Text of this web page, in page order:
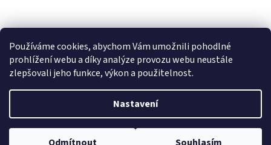
Používáme cookies, abychom Vám umožnili pohodlné
prohlížení webu a díky analýze provozu webu neustále
zlepšovali jeho funkce, výkon a použitelnost.
Nastavení
💎 Staňte se členkou našeho VIP klubu! Registrujte se, sčítáme vám
Vytvořil Shoptet
Copyright 2026zavodnice.cz. Všechna práva vyhrazena.Upravit